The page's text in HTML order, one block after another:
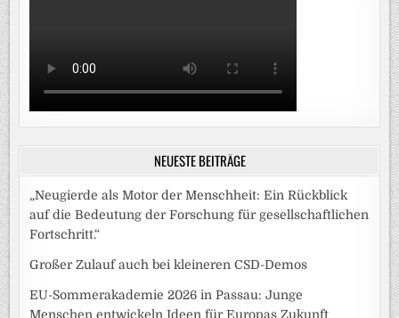
NEUESTE BEITRÄGE
„Neugierde als Motor der Menschheit: Ein Rückblick
auf die Bedeutung der Forschung für gesellschaftlichen
Fortschritt.“
Großer Zulauf auch bei kleineren CSD-Demos
EU-Sommerakademie 2026 in Passau: Junge
Menschen entwickeln Ideen für Europas Zukunft